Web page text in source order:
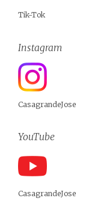
Tik-Tok
Instagram
CasagrandeJose
YouTube
CasagrandeJose